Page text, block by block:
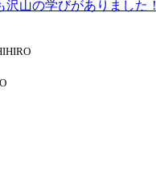
山の学びがありました！